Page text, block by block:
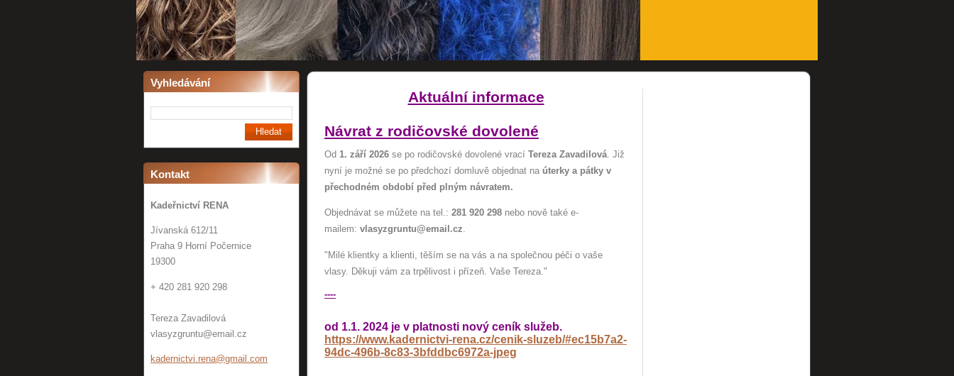
Vyhledávání
Kontakt
Kadeřnictví RENA
Jívanská 612/11
Praha 9 Horní Počernice
19300
+ 420 281 920 298
Tereza Zavadilová
vlasyzgruntu@email.cz
kadernictvi.rena@gmail.com
Aktuální informace
Návrat z rodičovské dovolené
Od 1. září 2026 se po rodičovské dovolené vrací Tereza Zavadilová. Již
nyní je možné se po předchozí domluvě objednat na úterky a pátky v
přechodném období před plným návratem.
Objednávat se můžete na tel.: 281 920 298 nebo nově také e-
mailem: vlasyzgruntu@email.cz.
"Milé klientky a klienti, těším se na vás a na společnou péči o vaše
vlasy. Děkuji vám za trpělivost i přízeň. Vaše Tereza."
----
od 1.1. 2024 je v platnosti nový ceník služeb.
https://www.kadernictvi-rena.cz/cenik-sluzeb/#ec15b7a2-
94dc-496b-8c83-3bfddbc6972a-jpeg